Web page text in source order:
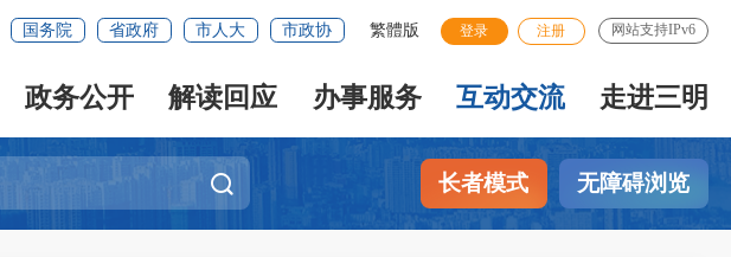
国务院 省政府 市人大 市政协 繁體版 登录 注册 网站支持IPv6
政务公开 解读回应 办事服务 互动交流 走进三明
长者模式 无障碍浏览